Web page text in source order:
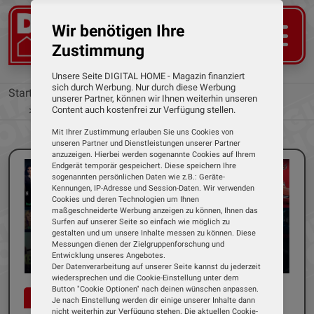
Startseite
News
Disney+: Das sind die Neuheiten im Juli 2026
EDITOR NEWS
Wir benötigen Ihre
Zustimmung
Unsere Seite DIGITAL HOME - Magazin finanziert
sich durch Werbung. Nur durch diese Werbung
unserer Partner, können wir Ihnen weiterhin unseren
Content auch kostenfrei zur Verfügung stellen.
Mit Ihrer Zustimmung erlauben Sie uns Cookies von
unseren Partner und Dienstleistungen unserer Partner
anzuzeigen. Hierbei werden sogenannte Cookies auf Ihrem
Endgerät temporär gespeichert. Diese speichern Ihre
sogenannten persönlichen Daten wie z.B.: Geräte-
Kennungen, IP-Adresse und Session-Daten. Wir verwenden
Cookies und deren Technologien um Ihnen
maßgeschneiderte Werbung anzeigen zu können, Ihnen das
Surfen auf unserer Seite so einfach wie möglich zu
gestalten und um unsere Inhalte messen zu können. Diese
Messungen dienen der Zielgruppenforschung und
Entwicklung unseres Angebotes.
Der Datenverarbeitung auf unserer Seite kannst du jederzeit
wiedersprechen und die Cookie-Einstellung unter dem
Button "Cookie Optionen" nach deinen wünschen anpassen.
Je nach Einstellung werden dir einige unserer Inhalte dann
nicht weiterhin zur Verfügung stehen. Die aktuellen Cookie-